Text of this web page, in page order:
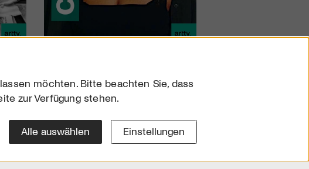
Impressum
möchten. Bitte beachten Sie, dass
zur Verfügung stehen.
Alle auswählen Einstellungen